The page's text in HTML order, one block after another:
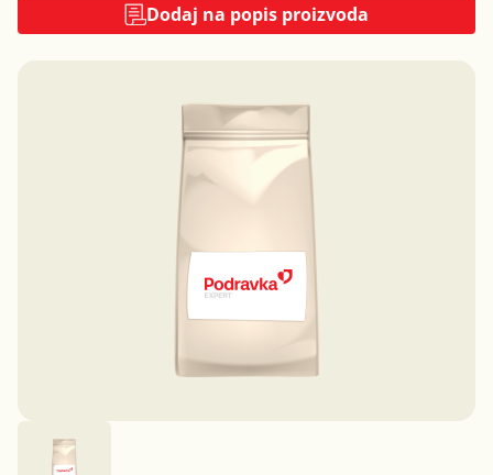
Dodaj na popis proizvoda